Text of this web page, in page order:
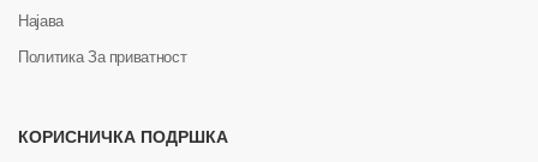
Најава
Политика За приватност
КОРИСНИЧКА ПОДРШКА